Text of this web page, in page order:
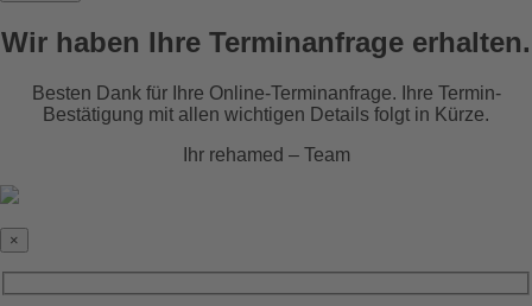
Wir haben Ihre Terminanfrage erhalten.
Besten Dank für Ihre Online-Terminanfrage. Ihre Termin-
Bestätigung mit allen wichtigen Details folgt in Kürze.
Ihr rehamed – Team
×